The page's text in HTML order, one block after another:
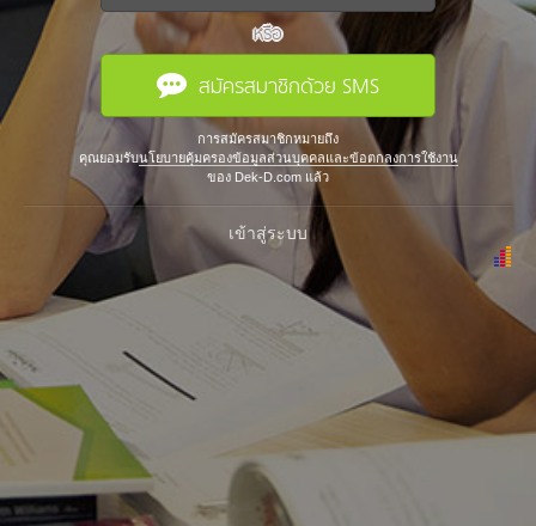
หรือ
สมัครสมาชิกด้วย SMS
การสมัครสมาชิกหมายถึง
คุณยอมรับนโยบายคุ้มครองข้อมูลส่วนบุคคลและข้อตกลงการใช้งาน
ของ Dek-D.com แล้ว
เข้าสู่ระบบ